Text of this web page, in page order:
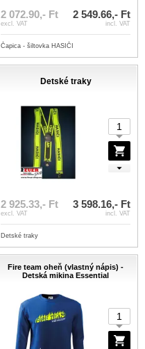
2 072.90,- Ft
excl. VAT
2 549.66,- Ft
incl. VAT
Čapica - šiltovka HASIČI
Detské traky
2 925.33,- Ft
excl. VAT
3 598.16,- Ft
incl. VAT
Detské traky
Fire team oheň (vlastný nápis) -
Detská mikina Essential